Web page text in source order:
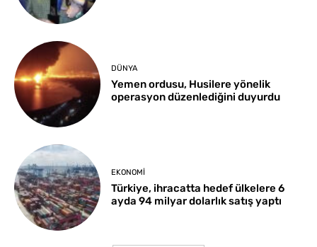
DÜNYA
Yemen ordusu, Husilere yönelik
operasyon düzenlediğini duyurdu
EKONOMI
Türkiye, ihracatta hedef ülkelere 6
ayda 94 milyar dolarlık satış yaptı